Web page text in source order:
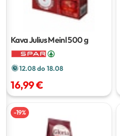
Kava Julius Meinl500 g
12.08 do 18.08
16,99 €
-19%